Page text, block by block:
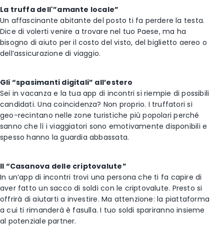
La truffa dell'”amante locale”
Un affascinante abitante del posto ti fa perdere la testa.
Dice di volerti venire a trovare nel tuo Paese, ma ha
bisogno di aiuto per il costo del visto, del biglietto aereo o
dell’assicurazione di viaggio.
Gli “spasimanti digitali” all’estero
Sei in vacanza e la tua app di incontri si riempie di possibili
candidati. Una coincidenza? Non proprio. I truffatori si
geo-recintano nelle zone turistiche più popolari perché
sanno che lì i viaggiatori sono emotivamente disponibili e
spesso hanno la guardia abbassata.
Il “Casanova delle criptovalute”
In un’app di incontri trovi una persona che ti fa capire di
aver fatto un sacco di soldi con le criptovalute. Presto si
offrirà di aiutarti a investire. Ma attenzione: la piattaforma
a cui ti rimanderà è fasulla. I tuo soldi spariranno insieme
al potenziale partner.